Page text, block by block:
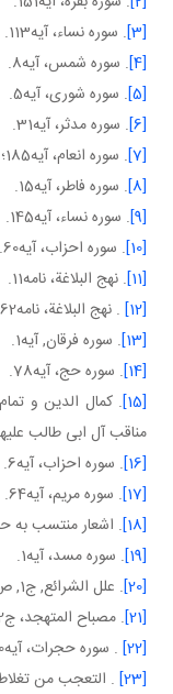
[3]
. سوره نساء، آيه113.
[4] . سوره شمس، آيه8.
[5] . سوره شوری، آيه5.
[6] . سوره مدثر، آيه31.
[7] . سوره انعام، آيه185؛ سوره آل عمران، آيه4؛ سوره انعام، آيه91.
[8] . سوره فاطر، آيه15.
[9] . سوره نساء، آيه145.
[10]
. سوره احزاب، آيه60.
[11]
. نهج البلاغة، نامه11.
[12]
. نهج البلاغة، نامه62.
[13]
. سوره فرقان, آيه1.
[14]
. سوره حج، آيه78.
[15]
مناقب آل ابی طالب عليهم
[16]
. سوره احزاب، آيه6.
[17]
. سوره مريم، آيه64.
[18]
. اشعار منتسب به
[19]
. سوره مسد، آيه1.
[20]
. علل الشرائع, ج1, ص127.
[21]
. مصباح المتهجد، ج‏2، ص772.
[22]
. سوره حجرات، آيه10.
[23]
. التعجب من